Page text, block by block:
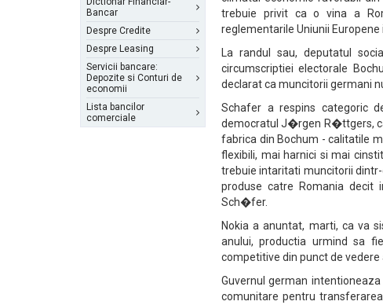
Bancar
Despre Credite
Despre Leasing
Servicii bancare:
Depozite si Conturi de
economii
Lista bancilor
comerciale
trebuie privit ca o vina a
reglementarile Uniunii Europene
La randul sau, deputatul
circumscriptiei electorale
declarat ca muncitorii germani
Schafer a respins categoric
democratul J�rgen R�ttgers,
fabrica din Bochum - calitatile
flexibili, mai harnici si mai
trebuie intaritati muncitorii
produse catre Romania decit
Sch�fer.
Nokia a anuntat, marti, ca va
anului, productia urmind sa
competitive din punct de vedere
Guvernul german
comunitare pentru